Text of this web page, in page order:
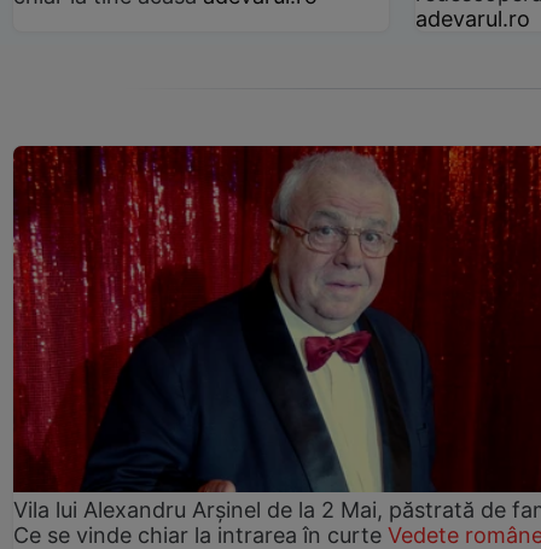
adevarul.ro
Vila lui Alexandru Arșinel de la 2 Mai, păstrată de
Ce se vinde chiar la intrarea în curte Vedete